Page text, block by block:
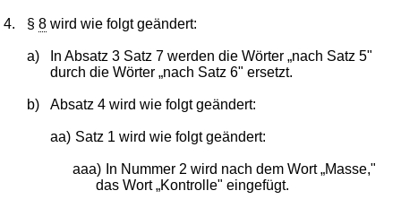
4. §8 wird wie folgt geändert:
a)
In Absatz 3 Satz 7 werden die Wörter „nach Satz 5"
durch die Wörter „nach Satz 6" ersetzt.
b) Absatz 4 wird wie folgt geändert:
aa) Satz 1 wird wie folgt geändert:
aaa) In Nummer 2 wird nach dem Wort „Masse,"
das Wort „Kontrolle" eingefügt.